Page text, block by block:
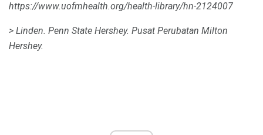
https://www.uofmhealth.org/health-library/hn-2124007
> Linden. Penn State Hershey. Pusat Perubatan Milton
Hershey.